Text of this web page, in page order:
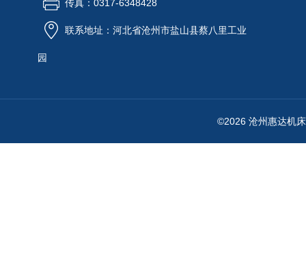
传真：0317-6348428
联系地址：河北省沧州市盐山县蔡八里工业
园
©2026 沧州惠达机